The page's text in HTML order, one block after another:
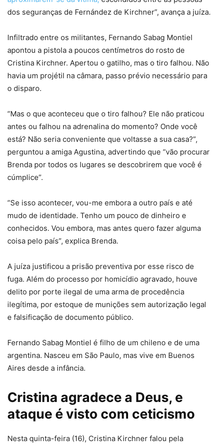
dos seguranças de Fernández de Kirchner”, avança a juíza.
Infiltrado entre os militantes, Fernando Sabag Montiel
apontou a pistola a poucos centímetros do rosto de
Cristina Kirchner. Apertou o gatilho, mas o tiro falhou. Não
havia um projétil na câmara, passo prévio necessário para
o disparo.
“Mas o que aconteceu que o tiro falhou? Ele não praticou
antes ou falhou na adrenalina do momento? Onde você
está? Não seria conveniente que voltasse a sua casa?”,
perguntou a amiga Agustina, advertindo que “vão procurar
Brenda por todos os lugares se descobrirem que você é
cúmplice”.
“Se isso acontecer, vou-me embora a outro país e até
mudo de identidade. Tenho um pouco de dinheiro e
conhecidos. Vou embora, mas antes quero fazer alguma
coisa pelo país”, explica Brenda.
A juíza justificou a prisão preventiva por esse risco de
fuga. Além do processo por homicídio agravado, houve
delito por porte ilegal de uma arma de procedência
ilegítima, por estoque de munições sem autorização legal
e falsificação de documento público.
Fernando Sabag Montiel é filho de um chileno e de uma
argentina. Nasceu em São Paulo, mas vive em Buenos
Aires desde a infância.
Cristina agradece a Deus, e
ataque é visto com ceticismo
Nesta quinta-feira (16), Cristina Kirchner falou pela